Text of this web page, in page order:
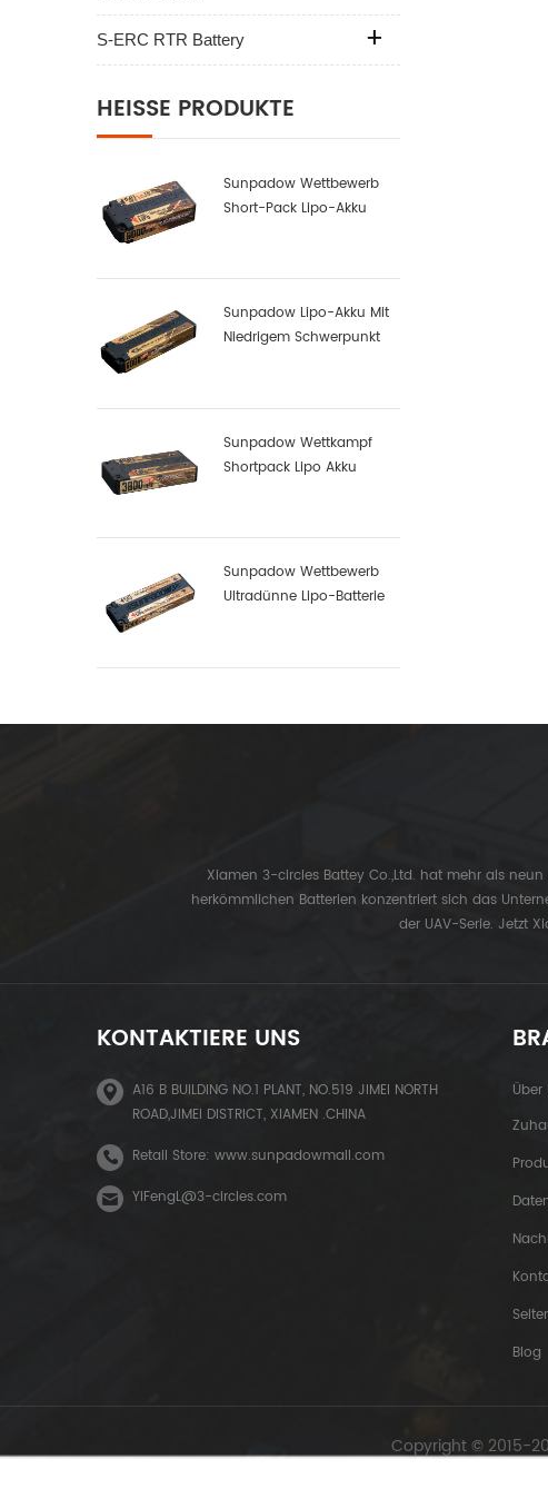
S-ERC RTR Battery
HEISSE PRODUKTE
Sunpadow Wettbewerb
Short-Pack Lipo-Akku
Sunpadow Lipo-Akku Mit
Niedrigem Schwerpunkt
Sunpadow Wettkampf
Shortpack Lipo Akku
Sunpadow Wettbewerb
Ultradünne Lipo-Batterie
Xiamen 3-circles Battey Co.,Ltd. hat mehr als
herkömmlichen Batterien konzentriert sich das
der UAV-Serie. Jetzt
KONTAKTIERE UNS
A16 B BUILDING NO.1 PLANT, NO.519 JIMEI NORTH
ROAD,JIMEI DISTRICT, XIAMEN .CHINA
Retail Store: www.sunpadowmall.com
YiFengL@3-circles.com
Über
Blog
Copyright © 2015-